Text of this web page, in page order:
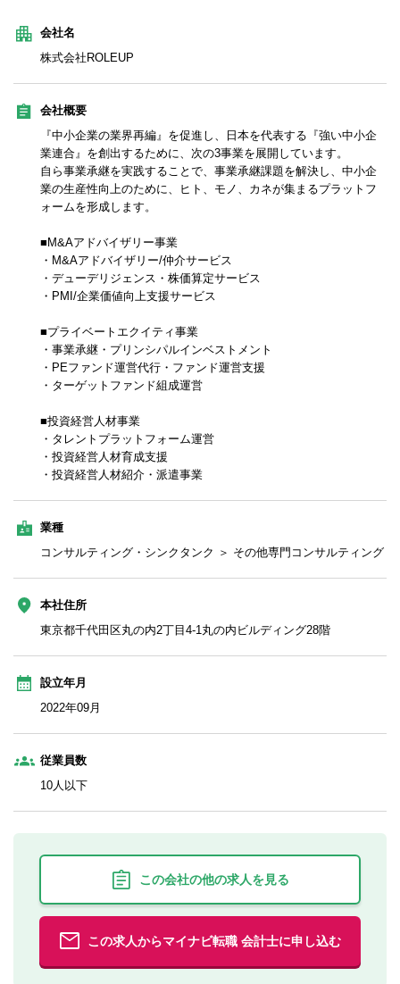
会社名
株式会社ROLEUP
会社概要
『中小企業の業界再編』を促進し、日本を代表する『強い中小企
業連合』を創出するために、次の3事業を展開しています。
自ら事業承継を実践することで、事業承継課題を解決し、中小企
業の生産性向上のために、ヒト、モノ、カネが集まるプラットフ
ォームを形成します。
■M&Aアドバイザリー事業
・M&Aアドバイザリー/仲介サービス
・デューデリジェンス・株価算定サービス
・PMI/企業価値向上支援サービス
■プライベートエクイティ事業
・事業承継・プリンシパルインベストメント
・PEファンド運営代行・ファンド運営支援
・ターゲットファンド組成運営
■投資経営人材事業
・タレントプラットフォーム運営
・投資経営人材育成支援
・投資経営人材紹介・派遣事業
業種
コンサルティング・シンクタンク ＞ その他専門コンサルティング
本社住所
東京都千代田区丸の内2丁目4-1丸の内ビルディング28階
設立年月
2022年09月
従業員数
10人以下
この会社の他の求人を見る
この求人からマイナビ転職 会計士に申し込む